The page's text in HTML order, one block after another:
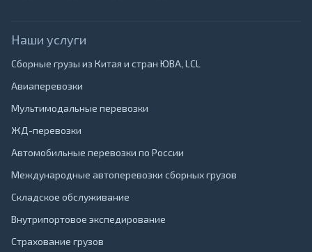
Наши услуги
Сборные грузы из Китая и стран ЮВА, LCL
Авиаперевозки
Мультимодальные перевозки
ЖД-перевозки
Автомобильные перевозки по России
Международные автоперевозки сборных грузов
Складское обслуживание
Внутрипортовое экспедирование
Страхование грузов